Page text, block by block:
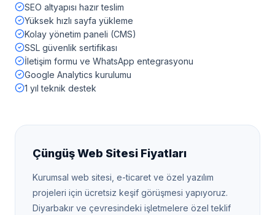
SEO altyapısı hazır teslim
Yüksek hızlı sayfa yükleme
Kolay yönetim paneli (CMS)
SSL güvenlik sertifikası
İletişim formu ve WhatsApp entegrasyonu
Google Analytics kurulumu
1 yıl teknik destek
ÇüngüşWeb Sitesi Fiyatları
Kurumsal web sitesi, e-ticaret ve özel yazılım
projeleri için ücretsiz keşif görüşmesi yapıyoruz.
Diyarbakır ve çevresindeki işletmelere özel teklif